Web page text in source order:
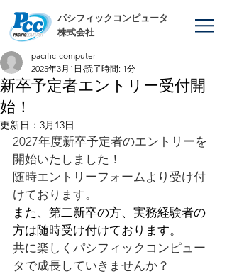
​パシフィックコンピュータ
株式会社
新卒予定者エントリー受付開
始！
pacific-computer
2025年3月1日 読了時間: 1分
更新日： 3月13日
2027年度新卒予定者のエントリーを
開始いたしました！
随時エントリーフォームより受け付
けております。
また、第二新卒の方、実務経験者の
方は随時受け付けております。
共に楽しくパシフィックコンピュー
タで成長していきませんか？